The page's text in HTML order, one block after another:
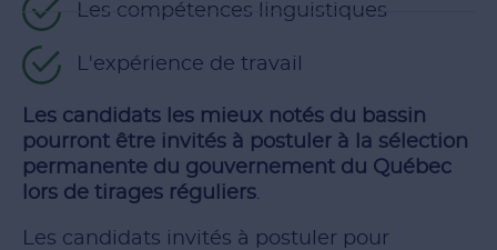
Les compétences linguistiques
L'expérience de travail
Les candidats les mieux notés du bassin
pourront être invités à postuler à la sélection
permanente du gouvernement du Québec
lors de tirages réguliers.
Les candidats invités à postuler pour